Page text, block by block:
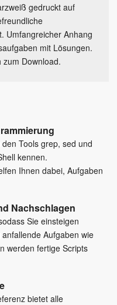
gedruckt auf
Umfangreicher Anhang
mit Lösungen.
zum Download.
Tools grep, sed und
kennen.
Ihnen dabei, Aufgaben
Nachschlagen
Sie einsteigen
Aufgaben wie
werden fertige Scripts
bietet alle